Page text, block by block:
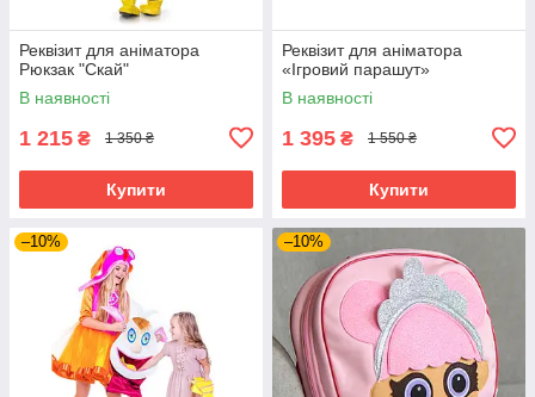
Реквізит для аніматора
Рюкзак "Скай"
В наявності
1 215 ₴ 1 350 ₴
Купити
Реквізит для аніматора
«Ігровий парашут»
В наявності
1 395 ₴ 1 550 ₴
Купити
–10% –10%